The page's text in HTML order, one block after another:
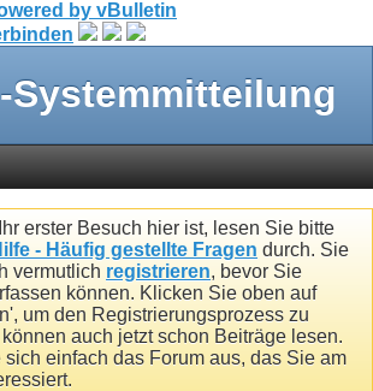
erster Besuch hier ist, lesen Sie bitte
- Häufig gestellte Fragen durch. Sie
vermutlich registrieren, bevor Sie
können. Klicken Sie oben auf
um den Registrierungsprozess zu
auch jetzt schon Beiträge lesen.
sich einfach das Forum aus, das Sie am